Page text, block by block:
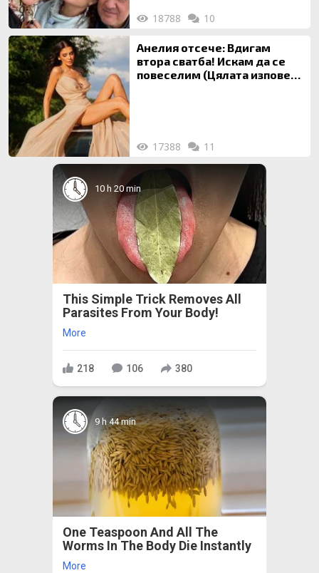
18788 10
Анелия отсече: Вдигам
втора сватба! Искам да се
повеселим (Цялата изповед
17388 11
10 h 20 min
This Simple Trick Removes All
Parasites From Your Body!
More
218 106 380
9 h 44 min
One Teaspoon And All The
Worms In The Body Die Instantly
More